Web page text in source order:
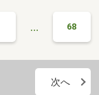
… 68
次へ